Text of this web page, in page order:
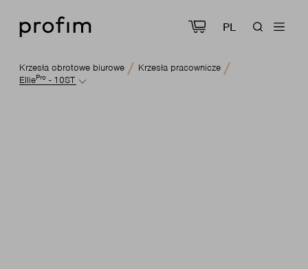
PL
Krzesła obrotowe biurowe
Krzesła pracownicze
ElliePro - 10ST